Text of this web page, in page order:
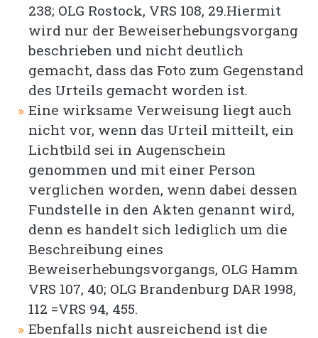
238; OLG Rostock, VRS 108, 29.Hiermit
wird nur der Beweiserhebungsvorgang
beschrieben und nicht deutlich
gemacht, dass das Foto zum Gegenstand
des Urteils gemacht worden ist.
Eine wirksame Verweisung liegt auch
nicht vor, wenn das Urteil mitteilt, ein
Lichtbild sei in Augenschein
genommen und mit einer Person
verglichen worden, wenn dabei dessen
Fundstelle in den Akten genannt wird,
denn es handelt sich lediglich um die
Beschreibung eines
Beweiserhebungsvorgangs, OLG Hamm
VRS 107, 40; OLG Brandenburg DAR 1998,
112 =VRS 94, 455.
Ebenfalls nicht ausreichend ist die